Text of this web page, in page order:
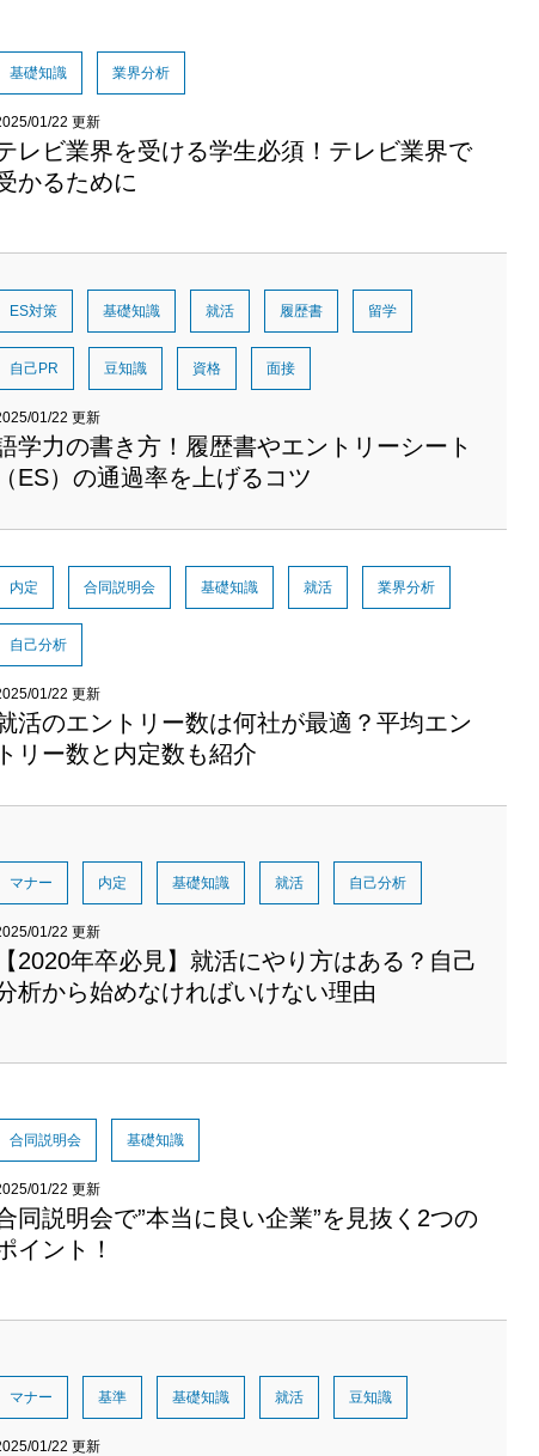
基礎知識 業界分析
01/22 更新
レビ業界を受ける学生必須！テレビ業界で
かるために
ES対策 基礎知識 就活 履歴書 留学
自己PR 豆知識 資格 面接
01/22 更新
学力の書き方！履歴書やエントリーシート
ES）の通過率を上げるコツ
内定 合同説明会 基礎知識 就活 業界分析
自己分析
01/22 更新
活のエントリー数は何社が最適？平均エン
リー数と内定数も紹介
マナー 内定 基礎知識 就活 自己分析
01/22 更新
2020年卒必見】就活にやり方はある？自己
析から始めなければいけない理由
合同説明会 基礎知識
01/22 更新
同説明会で”本当に良い企業”を見抜く2つの
イント！
マナー 基準 基礎知識 就活 豆知識
01/22 更新